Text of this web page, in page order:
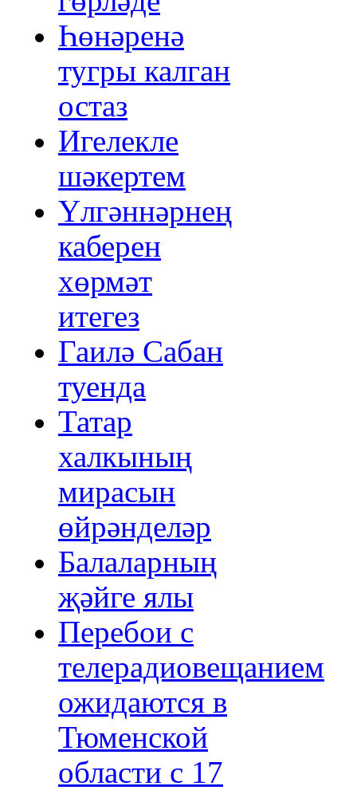
Һөнәренә
тугры калган
остаз
Игелекле
шәкертем
Үлгәннәрнең
каберен
хөрмәт
итегез
Гаилә Сабан
туенда
Татар
халкының
мирасын
өйрәнделәр
Балаларның
җәйге ялы
Перебои с
телерадиовещанием
ожидаются в
Тюменской
области с 17